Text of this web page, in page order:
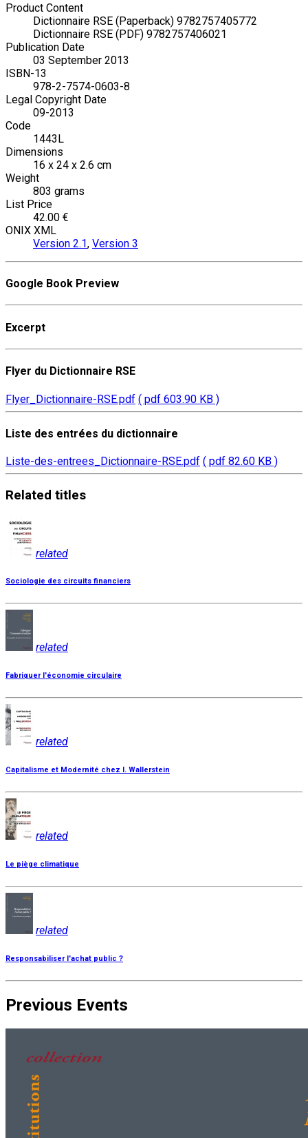
Product Content
Dictionnaire RSE (Paperback) 9782757405772
Dictionnaire RSE (PDF) 9782757406021
Publication Date
03 September 2013
ISBN-13
978-2-7574-0603-8
Legal Copyright Date
09-2013
Code
1443L
Dimensions
16 x 24 x 2.6 cm
Weight
803 grams
List Price
42.00 €
ONIX XML
Version 2.1, Version 3
Google Book Preview
Excerpt
Flyer du Dictionnaire RSE
Flyer_Dictionnaire-RSE.pdf ( pdf 603.90 KB )
Liste des entrées du dictionnaire
Liste-des-entrees_Dictionnaire-RSE.pdf ( pdf 82.60 KB )
Related titles
related
Sociologie des circuits financiers
related
Fabriquer l'économie circulaire
related
Capitalisme et Modernité chez I. Wallerstein
related
Le piège climatique
related
Responsabiliser l'achat public ?
Previous Events